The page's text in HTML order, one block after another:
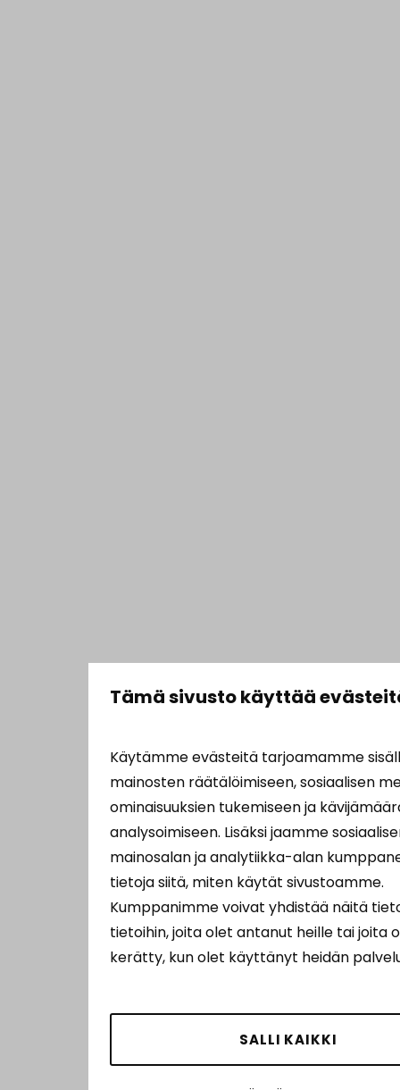
Tämä sivusto käyttää
Käytämme evästeitä tarjoamamme
mainosten räätälöimiseen, sosiaalisen
ominaisuuksien tukemiseen ja
analysoimiseen. Lisäksi jaamme
mainosalan ja analytiikka-alan
tietoja siitä, miten käytät sivustoamme.
Kumppanimme voivat yhdistää näitä
tietoihin, joita olet antanut heille tai joita
kerätty, kun olet käyttänyt heidän
SALLI KAIKKI